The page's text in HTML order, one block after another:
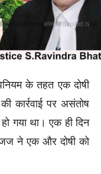
के तहत एक दोषी
कार्रवाई पर असंतोष
गया था। एक ही दिन
जज ने एक और दोषी को